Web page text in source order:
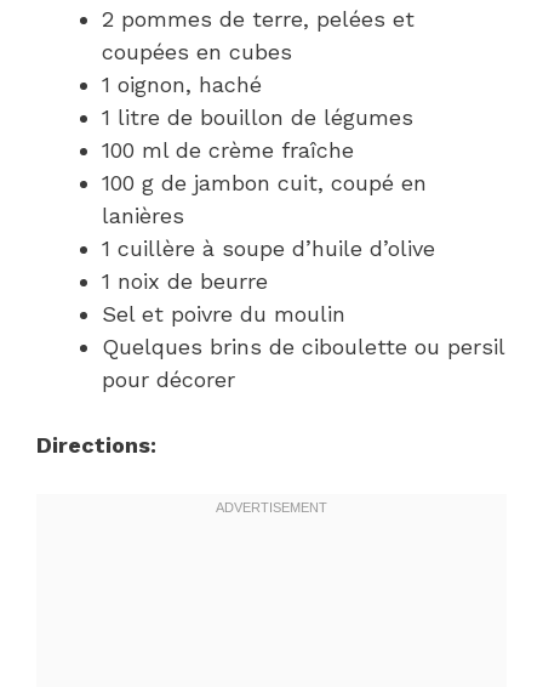
2 pommes de terre, pelées et
coupées en cubes
1 oignon, haché
1 litre de bouillon de légumes
100 ml de crème fraîche
100 g de jambon cuit, coupé en
lanières
1 cuillère à soupe d’huile d’olive
1 noix de beurre
Sel et poivre du moulin
Quelques brins de ciboulette ou persil
pour décorer
Directions: